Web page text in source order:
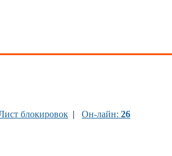
блокировок | Он-лайн: 26